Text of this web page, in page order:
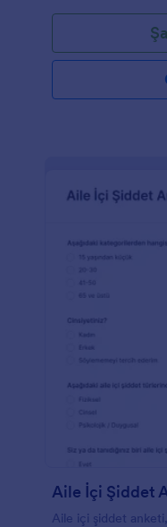
Aile İçi Şiddet
Aile içi şiddet